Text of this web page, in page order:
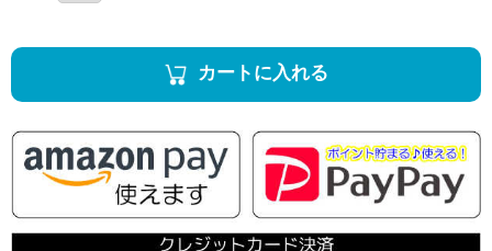
カートに入れる